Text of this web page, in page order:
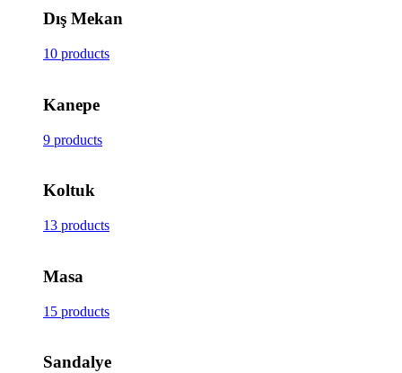
Dış Mekan
10 products
Kanepe
9 products
Koltuk
13 products
Masa
15 products
Sandalye